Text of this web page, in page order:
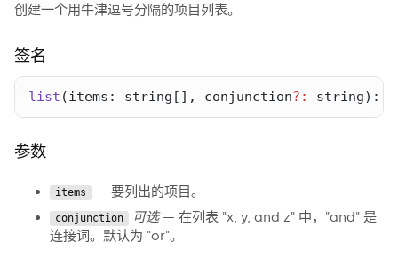
创建一个用牛津逗号分隔的项目列表。
签名
list (items : string [] , conjunction?: string):
参数
items — 要列出的项目。
conjunction 可选— 在列表 "x, y, and z" 中，"and" 是
连接词。默认为 "or"。